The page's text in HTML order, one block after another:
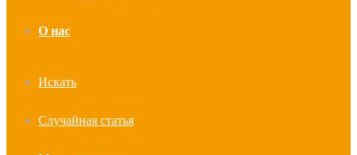
О нас
Искать
Случайная статья